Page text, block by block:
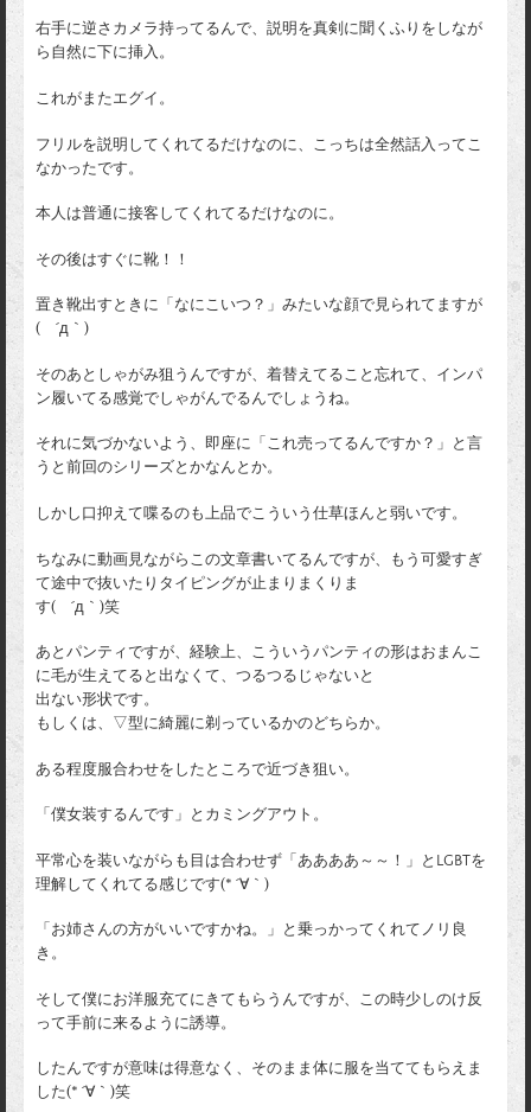
右手に逆さカメラ持ってるんで、説明を真剣に聞くふりをしなが
ら自然に下に挿入。
これがまたエグイ。
フリルを説明してくれてるだけなのに、こっちは全然話入ってこ
なかったです。
本人は普通に接客してくれてるだけなのに。
その後はすぐに靴！！
置き靴出すときに「なにこいつ？」みたいな顔で見られてますが
( ´д｀)
そのあとしゃがみ狙うんですが、着替えてること忘れて、インパ
ン履いてる感覚でしゃがんでるんでしょうね。
それに気づかないよう、即座に「これ売ってるんですか？」と言
うと前回のシリーズとかなんとか。
しかし口抑えて喋るのも上品でこういう仕草ほんと弱いです。
ちなみに動画見ながらこの文章書いてるんですが、もう可愛すぎ
て途中で抜いたりタイピングが止まりまくりま
す( ´д｀)笑
あとパンティですが、経験上、こういうパンティの形はおまんこ
に毛が生えてると出なくて、つるつるじゃないと
出ない形状です。
もしくは、▽型に綺麗に剃っているかのどちらか。
ある程度服合わせをしたところで近づき狙い。
「僕女装するんです」とカミングアウト。
平常心を装いながらも目は合わせず「ああああ～～！」とLGBTを
理解してくれてる感じです(* ´∀｀)
「お姉さんの方がいいですかね。」と乗っかってくれてノリ良
き。
そして僕にお洋服充てにきてもらうんですが、この時少しのけ反
って手前に来るように誘導。
したんですが意味は得意なく、そのまま体に服を当ててもらえま
した(* ´∀｀)笑